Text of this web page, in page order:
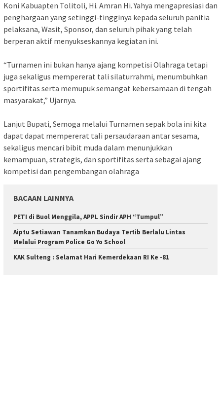
Koni Kabuapten Tolitoli, Hi. Amran Hi. Yahya mengapresiasi dan
penghargaan yang setinggi-tingginya kepada seluruh panitia
pelaksana, Wasit, Sponsor, dan seluruh pihak yang telah
berperan aktif menyukseskannya kegiatan ini.
“Turnamen ini bukan hanya ajang kompetisi Olahraga tetapi
juga sekaligus mempererat tali silaturrahmi, menumbuhkan
sportifitas serta memupuk semangat kebersamaan di tengah
masyarakat,” Ujarnya.
Lanjut Bupati, Semoga melalui Turnamen sepak bola ini kita
dapat dapat mempererat tali persaudaraan antar sesama,
sekaligus mencari bibit muda dalam menunjukkan
kemampuan, strategis, dan sportifitas serta sebagai ajang
kompetisi dan pengembangan olahraga
BACAAN LAINNYA
PETI di Buol Menggila, APPL Sindir APH “Tumpul”
Aiptu Setiawan Tanamkan Budaya Tertib Berlalu Lintas
Melalui Program Police Go Yo School
KAK Sulteng : Selamat Hari Kemerdekaan RI Ke -81